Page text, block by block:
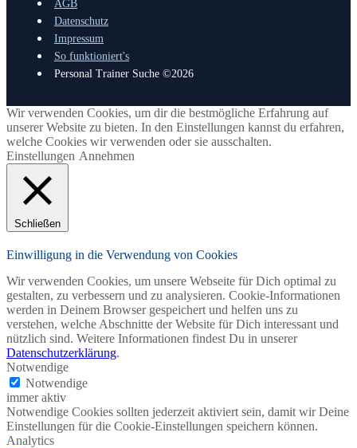
AGB
Datenschutz
Impressum
So funktioniert's
Personal Trainer Suche ©2026
Wir verwenden Cookies, um dir die bestmögliche Erfahrung auf
unserer Website zu bieten. In den Einstellungen kannst du erfahren,
welche Cookies wir verwenden oder sie ausschalten.
Einstellungen Annehmen
Schließen
Einwilligung in die Verwendung von Cookies
Wir verwenden Cookies, um unsere Webseite für Dich optimal zu
gestalten, zu verbessern und zu analysieren. Cookie-Informationen
werden in Deinem Browser gespeichert und helfen uns zu
verstehen, welche Abschnitte der Website für Dich interessant und
nützlich sind. Weitere Informationen findest Du in unserer
Datenschutzerklärung.
Notwendige
Notwendige
immer aktiv
Notwendige Cookies sollten jederzeit aktiviert sein, damit wir Deine
Einstellungen für die Cookie-Einstellungen speichern können.
Analytics